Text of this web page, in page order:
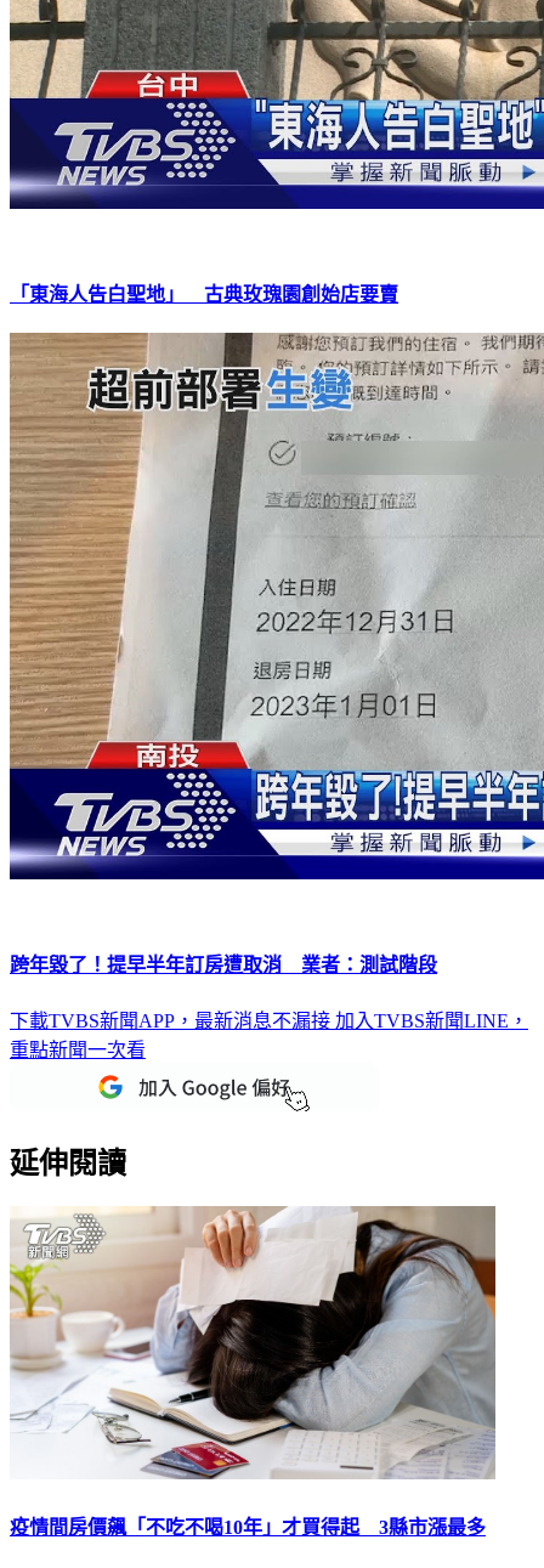
「東海人告白聖地」 古典玫瑰園創始店要賣
跨年毀了！提早半年訂房遭取消 業者：測試階段
下載TVBS新聞APP，最新消息不漏接 加入TVBS新聞LINE，
重點新聞一次看
延伸閱讀
疫情間房價飆「不吃不喝10年」才買得起 3縣市漲最多